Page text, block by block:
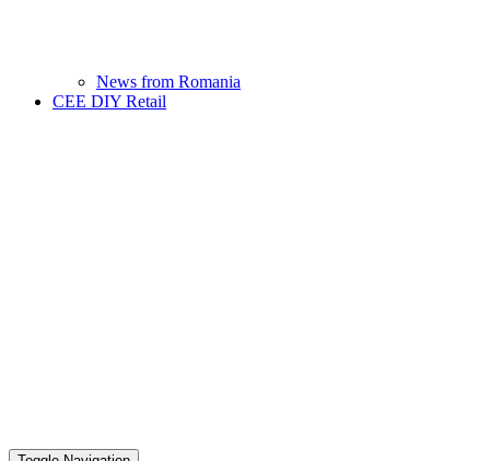
News from Romania
CEE DIY Retail